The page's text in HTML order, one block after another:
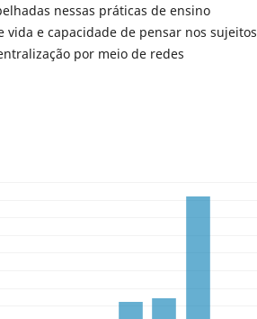
nessas práticas de ensino
e capacidade de pensar nos sujeitos
por meio de redes